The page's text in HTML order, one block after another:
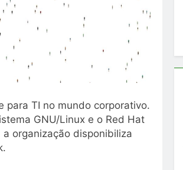
para TI no mundo corporativo.
GNU/Linux e o Red Hat
organização disponibiliza